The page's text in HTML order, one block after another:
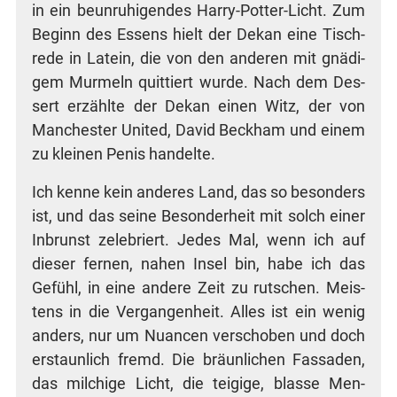
in ein beun­ru­hi­gen­des Har­ry-Pot­ter-Licht. Zum
Beginn des Essens hielt der Dekan eine Tisch­
re­de in Latein, die von den ande­ren mit gnä­di­
gem Mur­meln quit­tiert wur­de. Nach dem Des­
sert erzähl­te der Dekan einen Witz, der von
Man­ches­ter United, David Beck­ham und einem
zu klei­nen Penis handelte.
Ich ken­ne kein ande­res Land, das so beson­ders
ist, und das sei­ne Beson­der­heit mit solch einer
Inbrunst zele­briert. Jedes Mal, wenn ich auf
die­ser fer­nen, nahen Insel bin, habe ich das
Gefühl, in eine ande­re Zeit zu rut­schen. Meis­
tens in die Ver­gan­gen­heit. Alles ist ein wenig
anders, nur um Nuan­cen ver­scho­ben und doch
erstaun­lich fremd. Die bräun­li­chen Fas­sa­den,
das mil­chi­ge Licht, die tei­gi­ge, blas­se Men­